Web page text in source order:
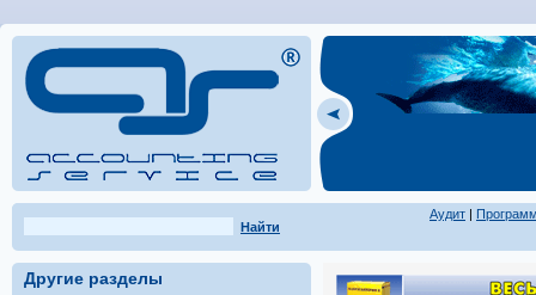
Найти
Аудит
Другие разделы